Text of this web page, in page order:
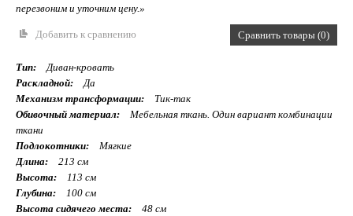
перезвоним и уточним цену.»
Добавить к сравнению Сравнить товары (0)
Тип:
Диван-кровать
Раскладной:
Да
Механизм трансформации:
Тик-так
Обивочный материал:
Мебельная ткань. Один вариант комбинации
ткани
Подлокотники:
Мягкие
Длина:
213 см
Высота:
113 см
Глубина:
100 см
Высота сидячего места:
48 см